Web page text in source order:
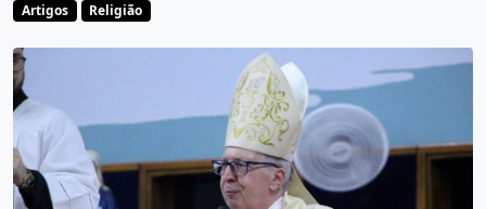
Artigos Religião